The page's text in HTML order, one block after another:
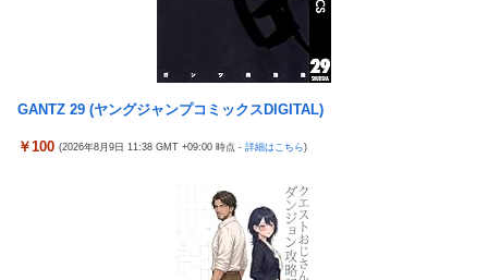
「これを肯定的に書くとか頭がどうかしてるのか？」と某メディ
アの焚書称賛記事にツッコミ殺到、自分で本屋を作るとかそうい
発電方法がいまだに「タービンを回す」しかない理由ｗｗｗｗ
昭和戦隊のロボデザイン、配信で追って見ると…
【動画】 可愛い元気なバイトの女の子！ホテルへ。寝ている彼女
タトゥー彫り師さん「刺青入れてる奴は全員バカです」→30万再
【悲報】「美人すぎる県警本部長」失職ｗｗｗｗｗｗｗｗｗ
GANTZ 29 (ヤングジャンプコミックスDIGITAL)
￥100 (2026年8月9日 11:38 GMT +09:00 時点 - 詳細はこちら)